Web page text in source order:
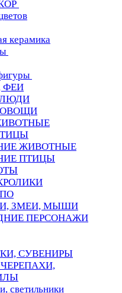
керамика
ФЕИ
ОВОЩИ
ЖИВОТНЫЕ
ПТИЦЫ
ЗМЕИ, МЫШИ
ПЕРСОНАЖИ
СУВЕНИРЫ
светильники